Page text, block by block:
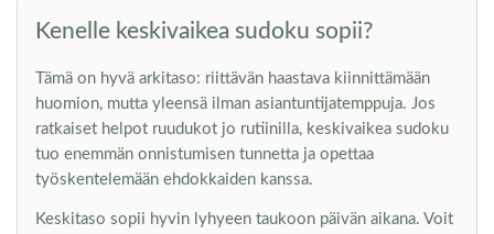
Kenelle keskivaikea sudoku sopii?
Tämä on hyvä arkitaso: riittävän haastava kiinnittämään
huomion, mutta yleensä ilman asiantuntijatemppuja. Jos
ratkaiset helpot ruudukot jo rutiinilla, keskivaikea sudoku
tuo enemmän onnistumisen tunnetta ja opettaa
työskentelemään ehdokkaiden kanssa.
Keskitaso sopii hyvin lyhyeen taukoon päivän aikana. Voit